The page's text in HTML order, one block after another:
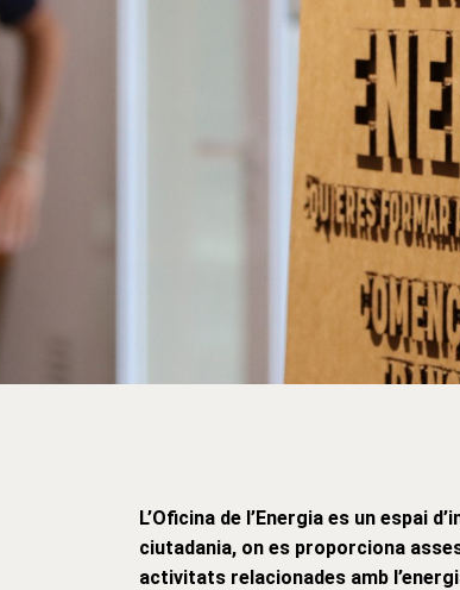
L’Oficina de l’Energia es un espai
ciutadania, on es proporciona
activitats relacionades amb